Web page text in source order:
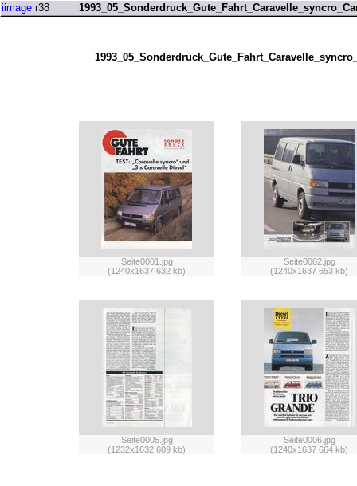
iimage r38
Seite0001.jpg
(1240x1637 632 kb)
Seite0002.jpg
(1240x1637 653 kb)
Seite0005.jpg
(1232x1632 609 kb)
Seite0006.jpg
(1240x1637 664 kb)